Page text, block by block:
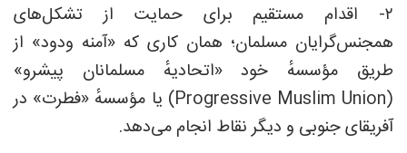
۲- اقدام مستقیم برای حمایت از تشکل‌های
همجنس‌گرایان مسلمان؛ همان کاری که «آمنه ودود» از
طریق مؤسسهٔ خود «اتحادیهٔ مسلمانان پیشرو»
(Progressive Muslim Union) یا مؤسسهٔ «فطرت» در
آفریقای جنوبی و دیگر نقاط انجام می‌دهد.